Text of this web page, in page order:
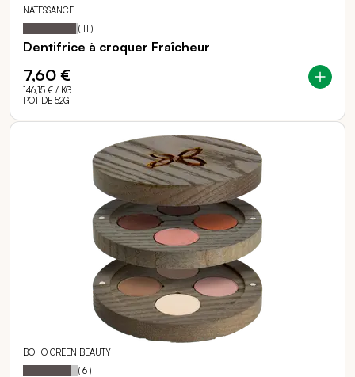
NATESSANCE
Notation: 95
% of
( 11 )
Dentifrice à croquer Fraîcheur
7,60 €
146,15 € / KG
POT DE 52G
BOHO GREEN BEAUTY
Notation: 87
% of
( 6 )